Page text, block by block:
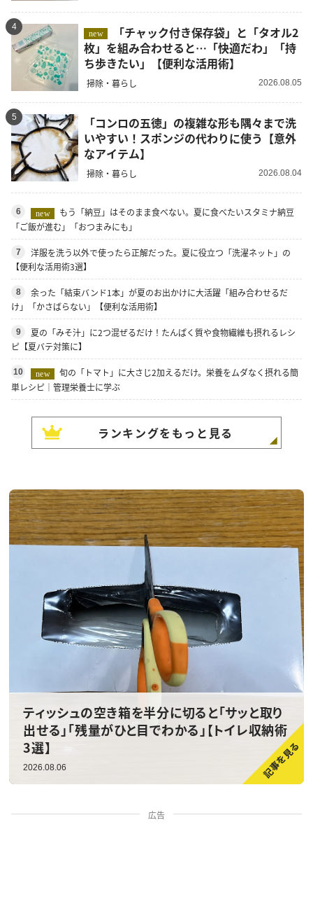
4
new
枚」を組み合わせると…「快適だわ」「持
ち歩きたい」【便利な活用術】
掃除・暮らし 2026.08.05
5
「コンロの五徳」の複雑な形も隅々まで洗
いやすい！スポンジの代わりに使う【意外
なアイテム】
掃除・暮らし 2026.08.04
6 new
もう「納豆」はそのまま食べない。夏に食べたいスタミナ納豆
「ご飯が進む」「おつまみにも」
7
洋服を洗う以外で使ったら正解だった。夏に役立つ「洗濯ネット」の
【便利な活用術3選】
8
余った「結束バンド1本」が夏のお出かけに大活躍「組み合わせるだ
け」「かさばらない」【便利な活用術】
9
夏の「みそ汁」に2つ混ぜるだけ！たんぱく質や食物繊維も摂れるレシ
ピ【夏バテ対策に】
10 new
旬の「トマト」に大さじ2加えるだけ。栄養をムダなく摂れる簡
単レシピ｜管理栄養士に学ぶ
ランキングをもっと見る
ティッシュの空き箱を半分に切ると「サッと取り
出せる」「残量がひと目でわかる」【トイレ収納術
3選】
2026.08.06
広告